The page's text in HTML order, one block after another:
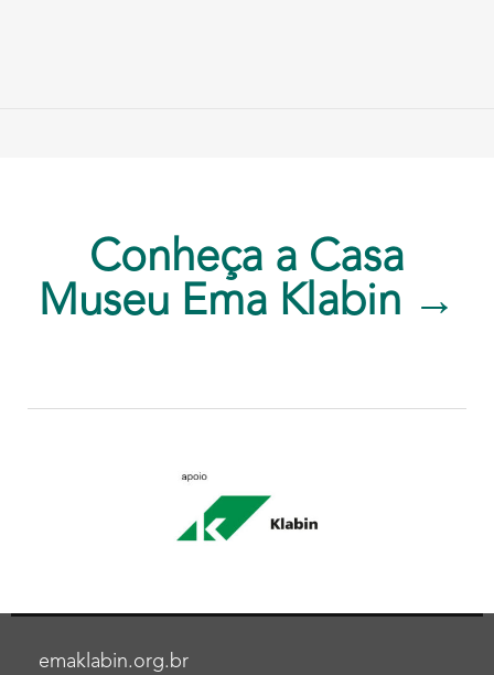
Conheça a Casa
Museu Ema Klabin →
emaklabin.org.br